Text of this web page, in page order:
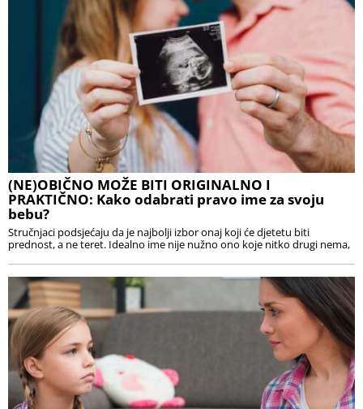
(NE)OBIČNO MOŽE BITI ORIGINALNO I
PRAKTIČNO: Kako odabrati pravo ime za svoju
bebu?
Stručnjaci podsjećaju da je najbolji izbor onaj koji će djetetu biti
prednost, a ne teret. Idealno ime nije nužno ono koje nitko drugi nema,